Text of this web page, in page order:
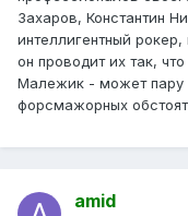
Захаров, Константин
интеллигентный
он проводит их так,
Малежик - может пару
форсмажорных
amid